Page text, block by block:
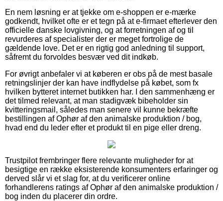
En nem løsning er at tjekke om e-shoppen er e-mærke
godkendt, hvilket ofte er et tegn på at e-firmaet efterlever den
officielle danske lovgivning, og at forretningen af og til
revurderes af specialister der er meget fortrolige de
gældende love. Det er en rigtig god anledning til support,
såfremt du forvoldes besvær ved dit indkøb.
For øvrigt anbefaler vi at køberen er obs på de mest basale
retningslinjer der kan have indflydelse på købet, som fx
hvilken bytteret internet butikken har. I den sammenhæng er
det tilmed relevant, at man stadigvæk bibeholder sin
kvitteringsmail, således man senere vil kunne bekræfte
bestillingen af Ophør af den animalske produktion / bog,
hvad end du leder efter et produkt til en pige eller dreng.
Trustpilot frembringer flere relevante muligheder for at
besigtige en række eksisterende konsumenters erfaringer og
derved slår vi et slag for, at du verificerer online
forhandlerens ratings af Ophør af den animalske produktion /
bog inden du placerer din ordre.